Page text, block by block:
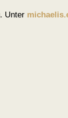
Unter